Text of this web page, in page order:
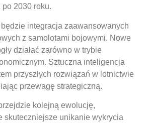
2030 roku.
integracja zaawansowanych
z samolotami bojowymi. Nowe
działać zarówno w trybie
Sztuczna inteligencja
przyszłych rozwiązań w lotnictwie
przewagę strategiczną.
kolejną ewolucję,
skuteczniejsze unikanie wykrycia